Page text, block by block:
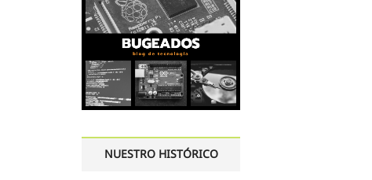
NUESTRO HISTÓRICO